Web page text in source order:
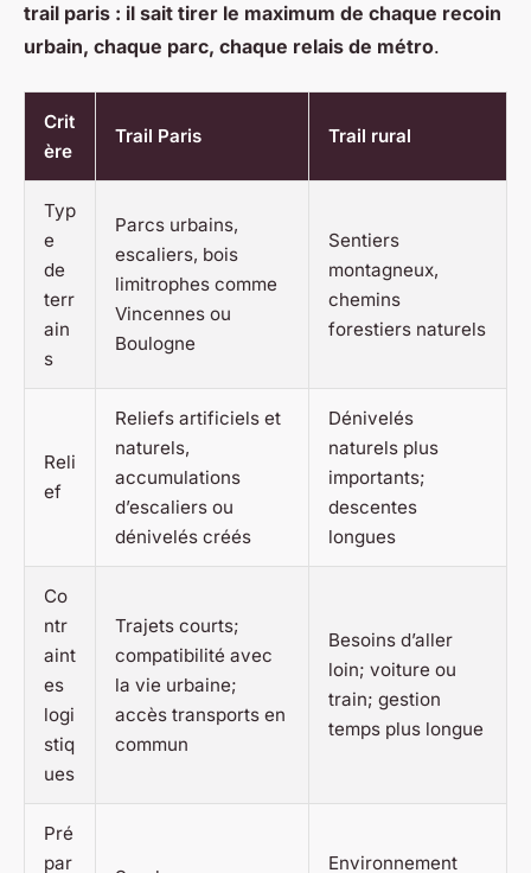
trail paris : il sait tirer le maximum de chaque recoin
urbain, chaque parc, chaque relais de métro.
Crit
ère
Trail Paris Trail rural
Typ
e
de
terr
ain
s
Parcs urbains,
escaliers, bois
limitrophes comme
Vincennes ou
Boulogne
Sentiers
montagneux,
chemins
forestiers naturels
Reli
ef
Reliefs artificiels et
naturels,
accumulations
d’escaliers ou
dénivelés créés
Dénivelés
naturels plus
importants;
descentes
longues
Co
ntr
aint
es
logi
stiq
ues
Trajets courts;
compatibilité avec
la vie urbaine;
accès transports en
commun
Besoins d’aller
loin; voiture ou
train; gestion
temps plus longue
Pré
par
Environnement